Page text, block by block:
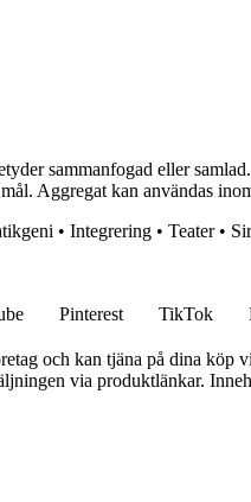
sammanfogad eller
Aggregat kan användas
• Integrering • Teater•
Pinterest TikTok
och kan tjäna på dina köp
via produktlänkar.